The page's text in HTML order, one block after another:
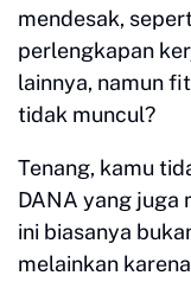
mendesak,
perlengkapan
lainnya, namun
tidak muncul?
Tenang, kamu
DANA yang juga
ini biasanya
melainkan